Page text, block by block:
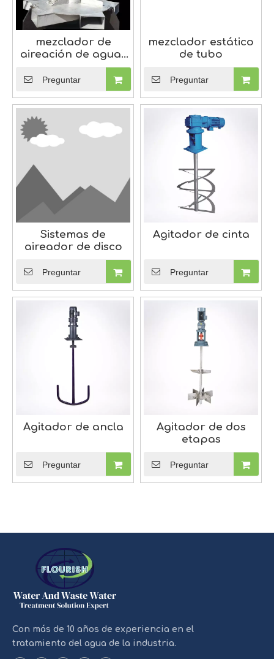
mezclador de
aireación de aguas
Preguntar
mezclador estático
de tubo
Preguntar
Sistemas de
aireador de disco
Preguntar
Agitador de cinta
Preguntar
Agitador de ancla
Preguntar
Agitador de dos
etapas
Preguntar
Con más de 10 años de experiencia en el
tratamiento del agua de la industria.